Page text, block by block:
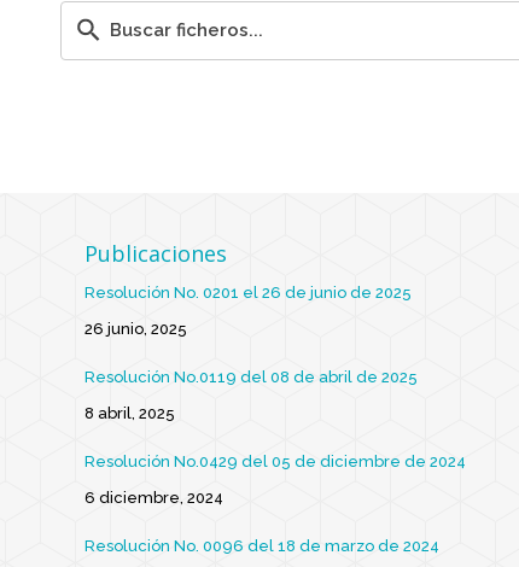
Publicaciones
Resolución No. 0201 el 26 de junio de 2025
26 junio, 2025
Resolución No.0119 del 08 de abril de 2025
8 abril, 2025
Resolución No.0429 del 05 de diciembre de 2024
6 diciembre, 2024
Resolución No. 0096 del 18 de marzo de 2024